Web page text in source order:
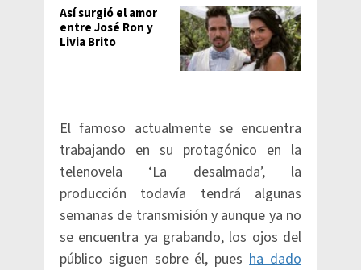
Así surgió el amor
entre José Ron y
Livia Brito
El famoso actualmente se encuentra
trabajando en su protagónico en la
telenovela ‘La desalmada’, la
producción todavía tendrá algunas
semanas de transmisión y aunque ya no
se encuentra ya grabando, los ojos del
público siguen sobre él, puesha dado